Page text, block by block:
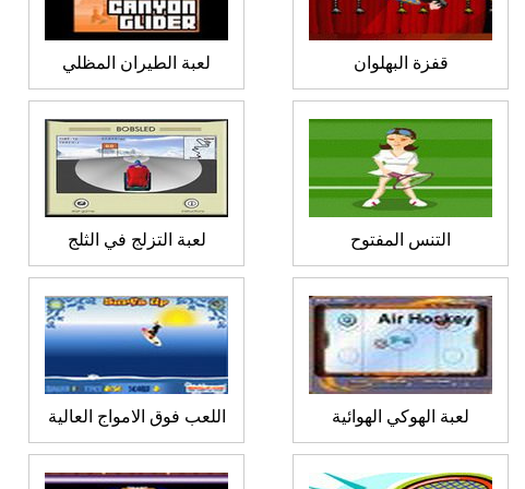
قفزة البهلوان لعبة الطيران المظلي
التنس المفتوح لعبة التزلج في الثلج
لعبة الهوكي الهوائية اللعب فوق الامواج العالية